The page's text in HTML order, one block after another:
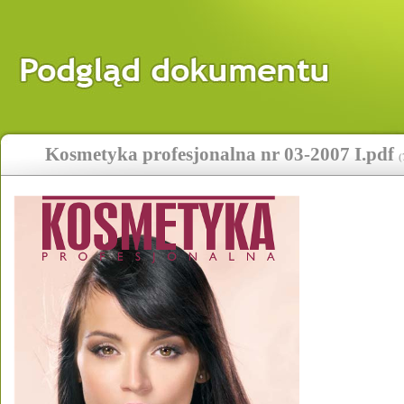
Kosmetyka profesjonalna nr 03-2007 I.pdf (